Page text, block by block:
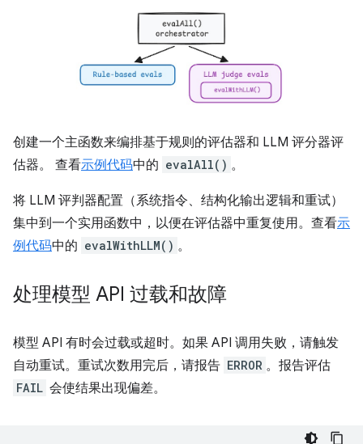
创建一个主函数来编排基于规则的评估器和 LLM 评分器评
估器。 查看示例代码中的 evalAll() 。
将 LLM 评判器配置（系统指令、结构化输出逻辑和重试）
集中到一个实用函数中，以便在评估器中重复使用。查看示
例代码中的 evalWithLLM() 。
处理模型 API 过载和故障
模型 API 有时会过载或超时。如果 API 调用失败，请触发
自动重试。重试次数用完后，请报告 ERROR 。报告评估
FAIL 会使结果出现偏差。